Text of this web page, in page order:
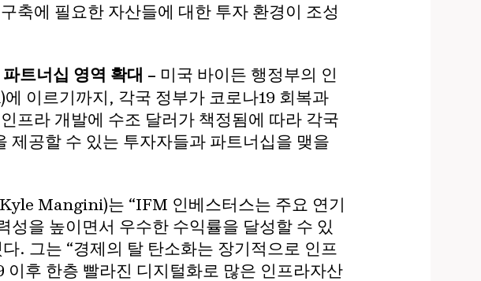
축에 필요한 자산들에 대한 투자 환경이 조성
트너십 영역 확대 – 미국 바이든 행정부의 인
이르기까지, 각국 정부가 코로나19 회복과
프라 개발에 수조 달러가 책정됨에 따라 각국
제공할 수 있는 투자자들과 파트너십을 맺을
Mangini)는 “IFM 인베스터스는 주요 연기
을 높이면서 우수한 수익률을 달성할 수 있
. 그는 “경제의 탈 탄소화는 장기적으로 인프
후 한층 빨라진 디지털화로 많은 인프라자산